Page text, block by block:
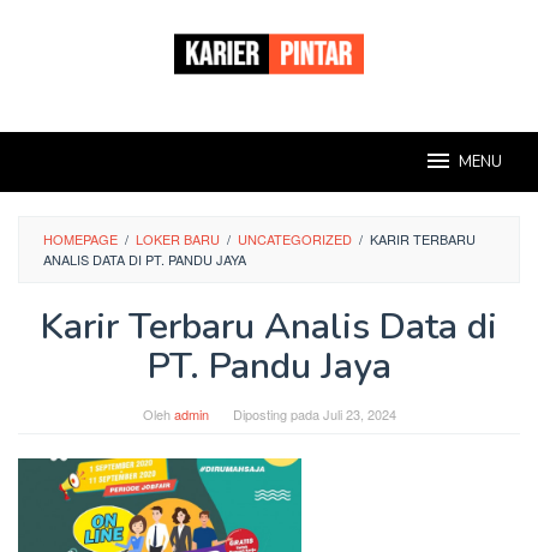
MENU
HOMEPAGE / LOKER BARU / UNCATEGORIZED / KARIR TERBARU
ANALIS DATA DI PT. PANDU JAYA
Karir Terbaru Analis Data di
PT. Pandu Jaya
Olehadmin Diposting pada Juli 23, 2024